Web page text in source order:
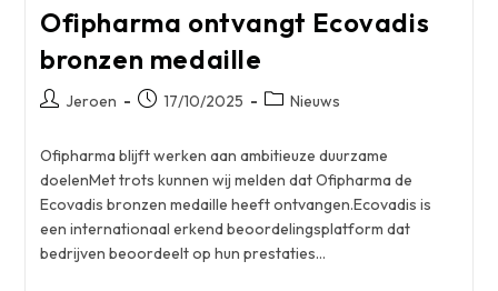
Leveranciers
In
Een
Veranderende
Wereldmarkt
Ofipharma ontvangt Ecovadis
bronzen medaille
BerichtJeroen
Bericht
op:
17/10/2025 Berichtcategorie:
Nieuws
Ofipharma blijft werken aan ambitieuze duurzame
doelenMet trots kunnen wij melden dat Ofipharma de
Ecovadis bronzen medaille heeft ontvangen.Ecovadis is
een internationaal erkend beoordelingsplatform dat
bedrijven beoordeelt op hun prestaties…